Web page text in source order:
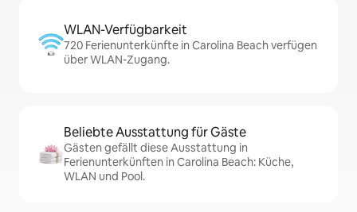
WLAN-Verfügbarkeit
720 Ferienunterkünfte in Carolina Beach verfügen
über WLAN-Zugang.
Beliebte Ausstattung für Gäste
Gästen gefällt diese Ausstattung in
Ferienunterkünften in Carolina Beach: Küche,
WLAN und Pool.